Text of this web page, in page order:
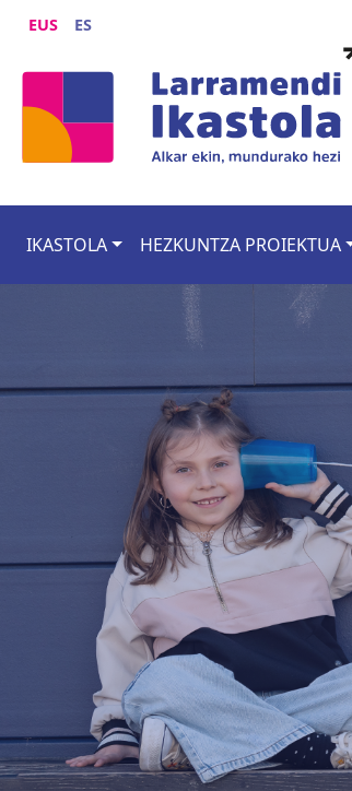
EUS ES
Main navigation
IKASTOLA HEZKUNTZA PROIEKTUA